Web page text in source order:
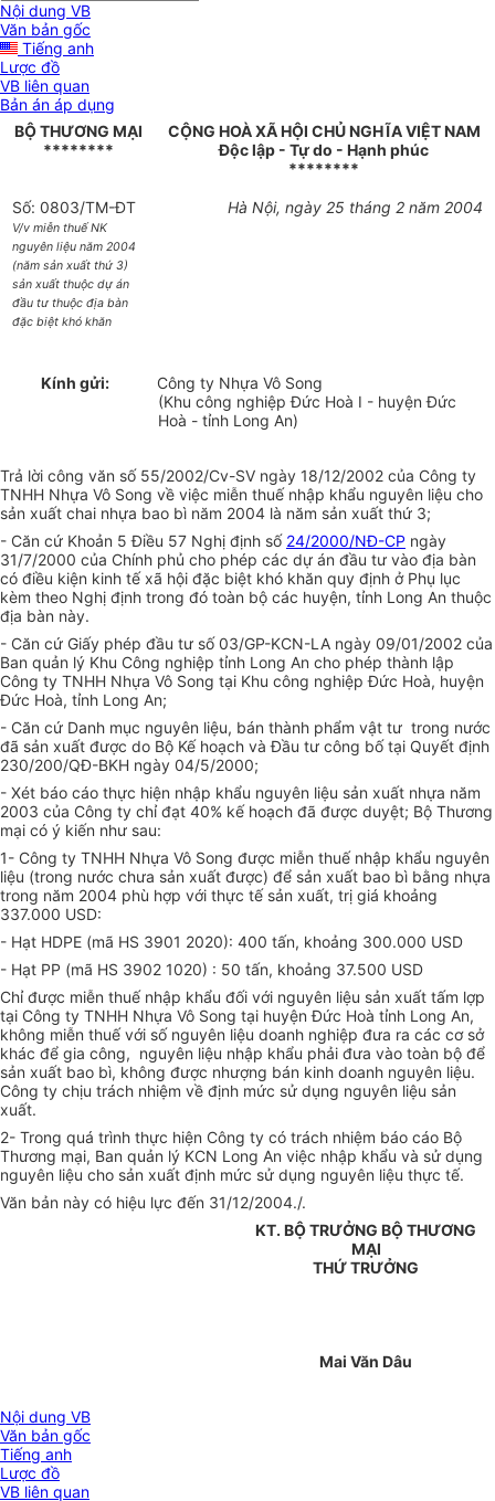
Nội dung VB
Văn bản gốc
Tiếng anh
Lược đồ
VB liên quan
Bản án áp dụng
BỘ THƯƠNG MẠI
********
CỘNG HOÀ XÃ HỘI CHỦ NGHĨA VIỆT NAM
Độc lập - Tự do - Hạnh phúc
********
Số: 0803/TM-ĐT
V/v miễn thuế NK
nguyên liệu năm 2004
(năm sản xuất thứ 3)
sản xuất thuộc dự án
đầu tư thuộc địa bàn
đặc biệt khó khăn
Hà Nội, ngày 25 tháng 2 năm 2004
Kính gửi:
Công ty Nhựa Vô Song
(Khu công nghiệp Đức Hoà I - huyện Đức
Hoà - tỉnh Long An)
Trả lời công văn số 55/2002/Cv-SV ngày 18/12/2002 của Công ty
TNHH Nhựa Vô Song về việc miễn thuế nhập khẩu nguyên liệu cho
sản xuất chai nhựa bao bì năm 2004 là năm sản xuất thứ 3;
- Căn cứ Khoản 5 Điều 57 Nghị định số 24/2000/NĐ-CP ngày
31/7/2000 của Chính phủ cho phép các dự án đầu tư vào địa bàn
có điều kiện kinh tế xã hội đặc biệt khó khăn quy định ở Phụ lục
kèm theo Nghị định trong đó toàn bộ các huyện, tỉnh Long An thuộc
địa bàn này.
- Căn cứ Giấy phép đầu tư số 03/GP-KCN-LA ngày 09/01/2002 của
Ban quản lý Khu Công nghiệp tỉnh Long An cho phép thành lập
Công ty TNHH Nhựa Vô Song tại Khu công nghiệp Đức Hoà, huyện
Đức Hoà, tỉnh Long An;
- Căn cứ Danh mục nguyên liệu, bán thành phẩm vật tư trong nước
đã sản xuất được do Bộ Kế hoạch và Đầu tư công bố tại Quyết định
230/200/QĐ-BKH ngày 04/5/2000;
- Xét báo cáo thực hiện nhập khẩu nguyên liệu sản xuất nhựa năm
2003 của Công ty chỉ đạt 40% kế hoạch đã được duyệt; Bộ Thương
mại có ý kiến như sau:
1- Công ty TNHH Nhựa Vô Song được miễn thuế nhập khẩu nguyên
liệu (trong nước chưa sản xuất được) để sản xuất bao bì bằng nhựa
trong năm 2004 phù hợp với thực tế sản xuất, trị giá khoảng
337.000 USD:
- Hạt HDPE (mã HS 3901 2020): 400 tấn, khoảng 300.000 USD
- Hạt PP (mã HS 3902 1020) : 50 tấn, khoảng 37.500 USD
Chỉ được miễn thuế nhập khẩu đối với nguyên liệu sản xuất tấm lợp
tại Công ty TNHH Nhựa Vô Song tại huyện Đức Hoà tỉnh Long An,
không miễn thuế với số nguyên liệu doanh nghiệp đưa ra các cơ sở
khác để gia công, nguyên liệu nhập khẩu phải đưa vào toàn bộ để
sản xuất bao bì, không được nhượng bán kinh doanh nguyên liệu.
Công ty chịu trách nhiệm về định mức sử dụng nguyên liệu sản
xuất.
2- Trong quá trình thực hiện Công ty có trách nhiệm báo cáo Bộ
Thương mại, Ban quản lý KCN Long An việc nhập khẩu và sử dụng
nguyên liệu cho sản xuất định mức sử dụng nguyên liệu thực tế.
Văn bản này có hiệu lực đến 31/12/2004./.
KT. BỘ TRƯỞNG BỘ THƯƠNG
MẠI
THỨ TRƯỞNG
Mai Văn Dâu
Nội dung VB
Văn bản gốc
Tiếng anh
Lược đồ
VB liên quan